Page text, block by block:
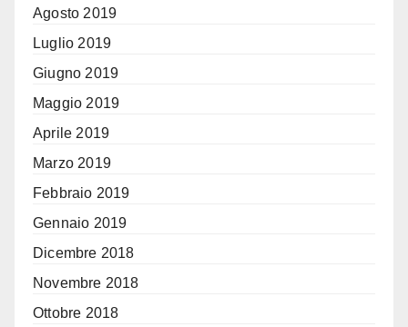
Agosto 2019
Luglio 2019
Giugno 2019
Maggio 2019
Aprile 2019
Marzo 2019
Febbraio 2019
Gennaio 2019
Dicembre 2018
Novembre 2018
Ottobre 2018